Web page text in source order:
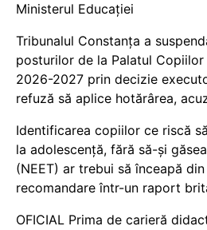
Ministerul Educației
Tribunalul Constanța a
posturilor de la Palatul
2026-2027 prin decizie
refuză să aplice hotărârea,
Identificarea copiilor ce riscă
la adolescență, fără să-și
(NEET) ar trebui să înceapă
recomandare într-un raport
OFICIAL Prima de carieră